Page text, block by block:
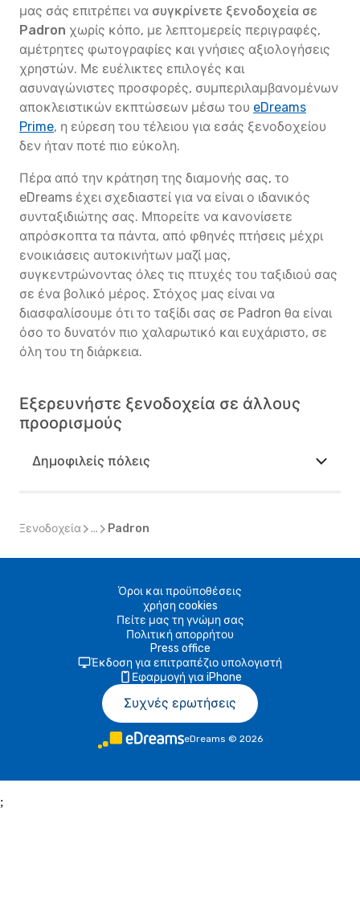
μας σάς επιτρέπει να συγκρίνετε ξενοδοχεία σε
Padron χωρίς κόπο, με λεπτομερείς περιγραφές,
αμέτρητες φωτογραφίες και γνήσιες αξιολογήσεις
χρηστών. Με ευέλικτες επιλογές και
ασυναγώνιστες προσφορές, συμπεριλαμβανομένων
αποκλειστικών εκπτώσεων μέσω του eDreams
Prime, η εύρεση του τέλειου για εσάς ξενοδοχείου
δεν ήταν ποτέ πιο εύκολη.
Πέρα από την κράτηση της διαμονής σας, το
eDreams έχει σχεδιαστεί για να είναι ο ιδανικός
συνταξιδιώτης σας. Μπορείτε να κανονίσετε
απρόσκοπτα τα πάντα, από φθηνές πτήσεις μέχρι
ενοικιάσεις αυτοκινήτων μαζί μας,
συγκεντρώνοντας όλες τις πτυχές του ταξιδιού σας
σε ένα βολικό μέρος. Στόχος μας είναι να
διασφαλίσουμε ότι το ταξίδι σας σε Padron θα είναι
όσο το δυνατόν πιο χαλαρωτικό και ευχάριστο, σε
όλη του τη διάρκεια.
Εξερευνήστε ξενοδοχεία σε άλλους
προορισμούς
Δημοφιλείς πόλεις
Ξενοδοχεία ... Padron
Όροι και προϋποθέσεις
χρήση cookies
Πείτε μας τη γνώμη σας
Πολιτική απορρήτου
Press office
Έκδοση για επιτραπέζιο υπολογιστή
Εφαρμογή για iPhone
Συχνές ερωτήσεις
eDreams © 2026
;